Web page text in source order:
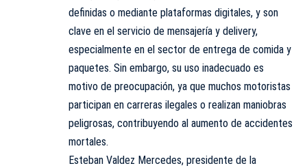
definidas o mediante plataformas digitales, y son
clave en el servicio de mensajería y delivery,
especialmente en el sector de entrega de comida y
paquetes. Sin embargo, su uso inadecuado es
motivo de preocupación, ya que muchos motoristas
participan en carreras ilegales o realizan maniobras
peligrosas, contribuyendo al aumento de accidentes
mortales.
Esteban Valdez Mercedes, presidente de la